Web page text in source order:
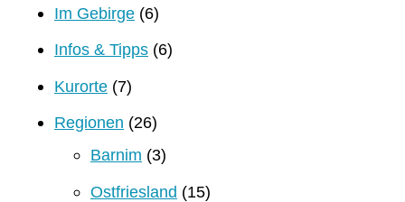
Im Gebirge (6)
Infos & Tipps (6)
Kurorte (7)
Regionen (26)
Barnim (3)
Ostfriesland (15)